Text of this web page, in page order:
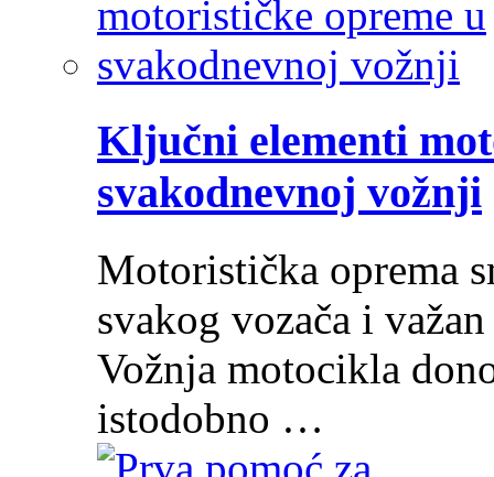
Ključni elementi
svakodnevnoj vožnji
Motoristička oprema
svakog vozača i
Vožnja motocikla
istodobno …